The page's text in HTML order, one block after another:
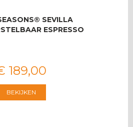
SEVILLA
ESPRESSO
189,00
BEKIJKEN